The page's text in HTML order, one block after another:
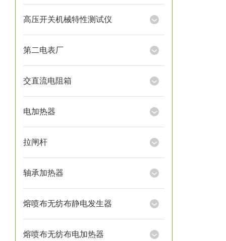
高压开关机械特性测试仪
第二电表厂
交直流电阻箱
电加热器
拉闸杆
轴承加热器
熔喷布无纺布静电发生器
熔喷布无纺布电加热器